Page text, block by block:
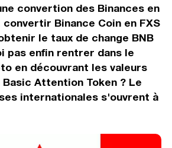
convertion des Binances en
convertir Binance Coin en FXS
le taux de change BNB
pas enfin rentrer dans le
en découvrant les valeurs
Basic Attention Token ? Le
internationales s'ouvrent à